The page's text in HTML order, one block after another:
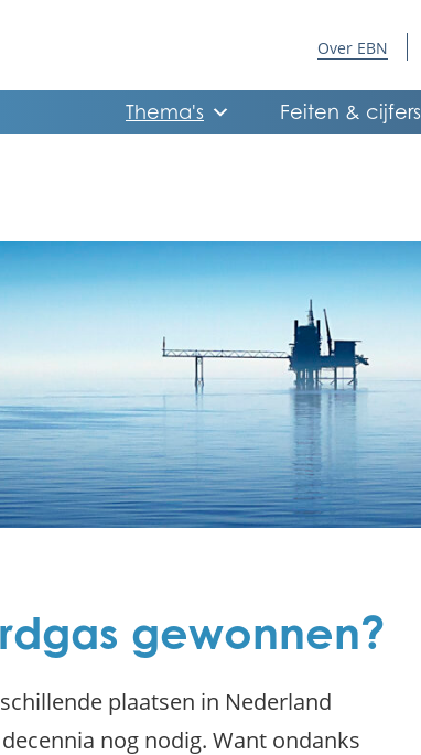
Over EBN
Thema's Feiten & cijfers
gewonnen?
plaatsen in Nederland
nog nodig. Want ondanks